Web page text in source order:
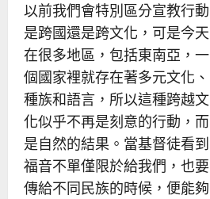
以前我們會特別區分宣教行動
是跨國還是跨文化，可是今天
在很多地區，包括東南亞，一
個國家裡就存在著多元文化、
種族和語言，所以這種跨越文
化似乎不再是刻意的行動，而
是自然的結果。當基督徒看到
福音不單僅限於給我們，也要
傳給不同民族的時候，便能夠